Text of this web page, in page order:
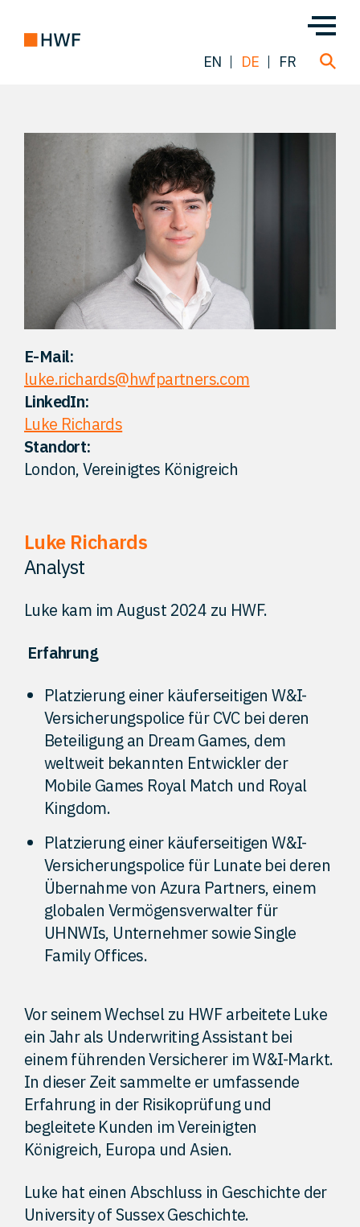
Über uns
Team
Lösungen
Einblicke
Kontakt
EN DE FR
E-Mail:
luke.richards@hwfpartners.com
LinkedIn:
Luke Richards
Standort:
London, Vereinigtes Königreich
Luke Richards
Analyst
Luke kam im August 2024 zu HWF.
Erfahrung
Platzierung einer käuferseitigen W&I-
Versicherungspolice für CVC bei deren
Beteiligung an Dream Games, dem
weltweit bekannten Entwickler der
Mobile Games Royal Match und Royal
Kingdom.
Platzierung einer käuferseitigen W&I-
Versicherungspolice für Lunate bei deren
Übernahme von Azura Partners, einem
globalen Vermögensverwalter für
UHNWIs, Unternehmer sowie Single
Family Offices.
Vor seinem Wechsel zu HWF arbeitete Luke
ein Jahr als Underwriting Assistant bei
einem führenden Versicherer im W&I-Markt.
In dieser Zeit sammelte er umfassende
Erfahrung in der Risikoprüfung und
begleitete Kunden im Vereinigten
Königreich, Europa und Asien.
Luke hat einen Abschluss in Geschichte der
University of Sussex Geschichte.